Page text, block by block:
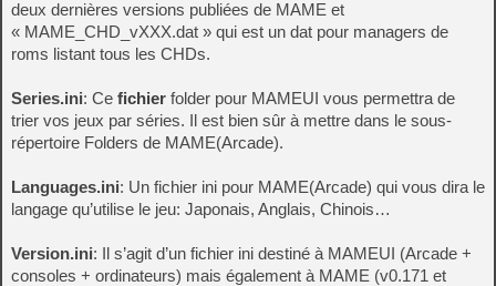
deux dernières versions publiées de MAME et
« MAME_CHD_vXXX.dat » qui est un dat pour managers de
roms listant tous les CHDs.
Series.ini: Ce fichier folder pour MAMEUI vous permettra de
trier vos jeux par séries. Il est bien sûr à mettre dans le sous-
répertoire Folders de MAME(Arcade).
Languages.ini: Un fichier ini pour MAME(Arcade) qui vous dira le
langage qu’utilise le jeu: Japonais, Anglais, Chinois…
Version.ini: Il s’agit d’un fichier ini destiné à MAMEUI (Arcade +
consoles + ordinateurs) mais également à MAME (v0.171 et